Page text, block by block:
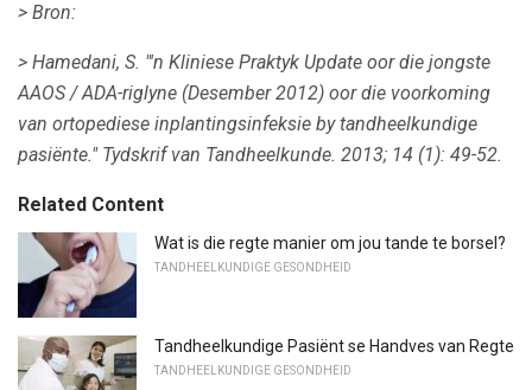
> Bron:
> Hamedani, S. "'n Kliniese Praktyk Update oor die jongste
AAOS / ADA-riglyne (Desember 2012) oor die voorkoming
van ortopediese inplantingsinfeksie by tandheelkundige
pasiënte." Tydskrif van Tandheelkunde. 2013; 14 (1): 49-52.
Related Content
Wat is die regte manier om jou tande te borsel?
TANDHEELKUNDIGE GESONDHEID
Tandheelkundige Pasiënt se Handves van Regte
TANDHEELKUNDIGE GESONDHEID